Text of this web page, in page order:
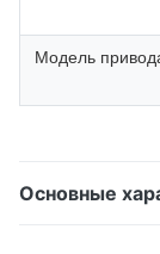
Модель
Основные